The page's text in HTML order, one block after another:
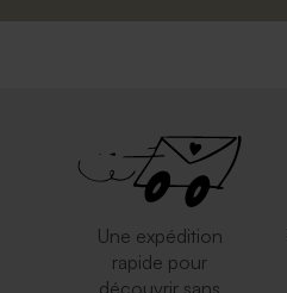
Une expédition
rapide pour